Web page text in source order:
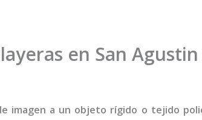
en San
imagen a un objeto rígido o tejido